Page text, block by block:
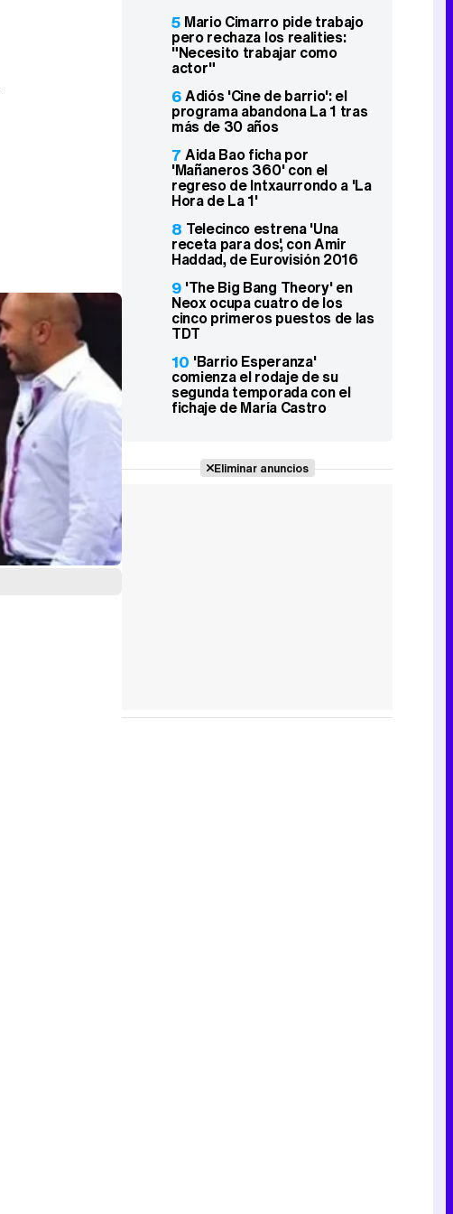
5 Mario Cimarro pide trabajo
pero rechaza los realities:
"Necesito trabajar como
actor"
6Adiós 'Cine de barrio': el
programa abandona La 1 tras
más de 30 años
7 Aida Bao ficha por
'Mañaneros 360' con el
regreso de Intxaurrondo a 'La
Hora de La 1'
8 Telecinco estrena 'Una
receta para dos', con Amir
Haddad, de Eurovisión 2016
9 'The Big Bang Theory' en
Neox ocupa cuatro de los
cinco primeros puestos de las
TDT
10 'Barrio Esperanza'
comienza el rodaje de su
segunda temporada con el
fichaje de María Castro
Eliminar anuncios